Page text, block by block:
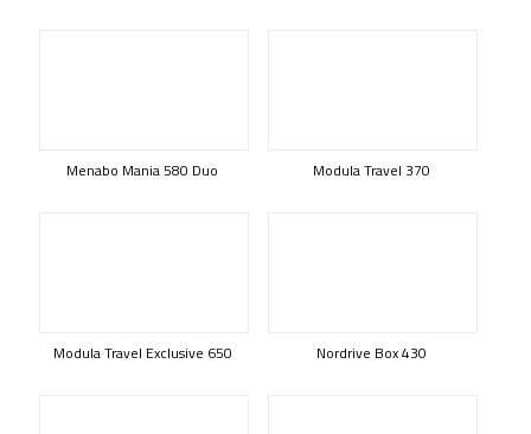
Menabo Mania 580 Duo Modula Travel 370
Modula Travel Exclusive 650 Nordrive Box 430